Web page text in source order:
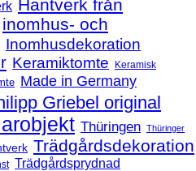
Hantverk från
inomhus- och
Inomhusdekoration
Keramiktomte
Keramisk
Made in Germany
Griebel original
Thüringen Thüringer
Trädgårdsdekoration
Trädgårdsprydnad